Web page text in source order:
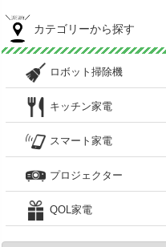
カテゴリーから探す
ロボット掃除機
キッチン家電
スマート家電
プロジェクター
QOL家電